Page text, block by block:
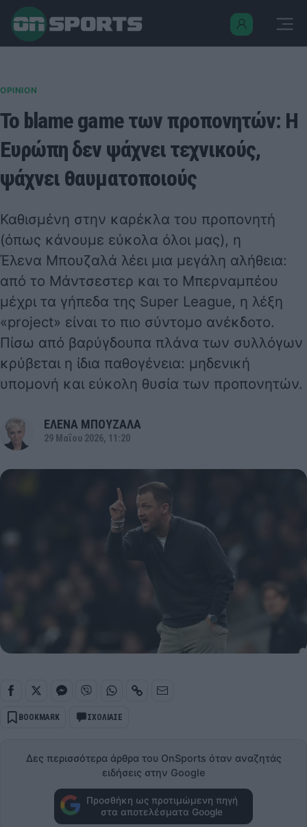
OPINION
Το blame game των προπονητών: Η
Ευρώπη δεν ψάχνει τεχνικούς,
ψάχνει θαυματοποιούς
Καθισμένη στην καρέκλα του προπονητή
(όπως κάνουμε εύκολα όλοι μας), η
Έλενα Μπουζαλά λέει μια μεγάλη αλήθεια:
από το Μάντσεστερ και το Μπερναμπέου
μέχρι τα γήπεδα της Super League, η λέξη
«project» είναι το πιο σύντομο ανέκδοτο.
Πίσω από βαρύγδουπα πλάνα των συλλόγων
κρύβεται η ίδια παθογένεια: μηδενική
υπομονή και εύκολη θυσία των προπονητών.
ΕΛΕΝΑ ΜΠΟΥΖΑΛΑ
29 Μαΐου 2026, 11:20
BOOKMARK ΣΧΟΛΙΑΣΕ
Δες περισσότερα άρθρα του OnSports όταν αναζητάς
ειδήσεις στην Google
Προσθήκη ως προτιμώμενη πηγή
στα αποτελέσματα Google